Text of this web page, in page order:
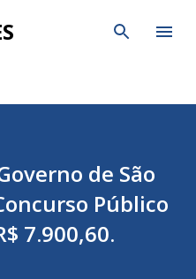
principal
de São
Público
7.900,60.